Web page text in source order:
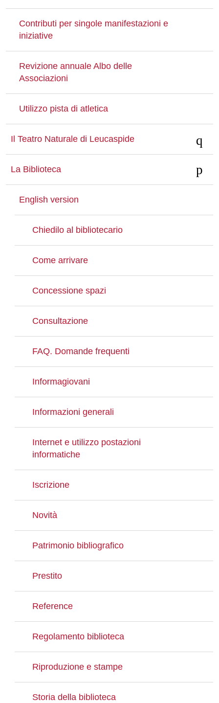
Contributi per singole manifestazioni e
iniziative
Revizione annuale Albo delle
Associazioni
Utilizzo pista di atletica
Il Teatro Naturale di Leucaspide
La Biblioteca
English version
Chiedilo al bibliotecario
Come arrivare
Concessione spazi
Consultazione
FAQ. Domande frequenti
Informagiovani
Informazioni generali
Internet e utilizzo postazioni
informatiche
Iscrizione
Novità
Patrimonio bibliografico
Prestito
Reference
Regolamento biblioteca
Riproduzione e stampe
Storia della biblioteca